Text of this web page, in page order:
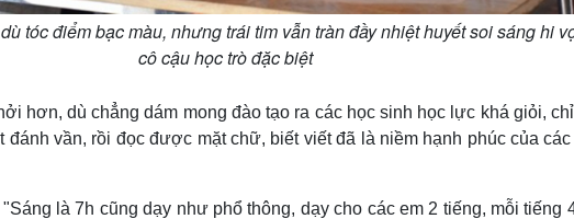
tóc điểm bạc màu, nhưng trái tim vẫn tràn đầy nhiệt huyết soi sáng hi
cô cậu học trò đặc biệt
hơn, dù chẳng dám mong đào tạo ra các học sinh học lực khá giỏi,
đánh vần, rồi đọc được mặt chữ, biết viết đã là niềm hạnh phúc của
là 7h cũng dạy như phổ thông, dạy cho các em 2 tiếng, mỗi tiếng